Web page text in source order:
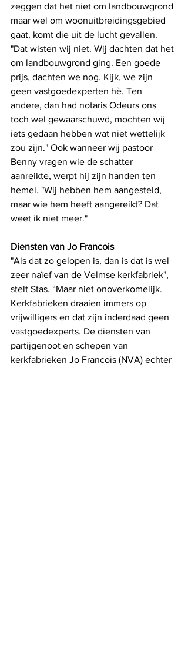
zeggen dat het niet om landbouwgrond
maar wel om woonuitbreidingsgebied
gaat, komt die uit de lucht gevallen.
"Dat wisten wij niet. Wij dachten dat het
om landbouwgrond ging. Een goede
prijs, dachten we nog. Kijk, we zijn
geen vastgoedexperten hè. Ten
andere, dan had notaris Odeurs ons
toch wel gewaarschuwd, mochten wij
iets gedaan hebben wat niet wettelijk
zou zijn." Ook wanneer wij pastoor
Benny vragen wie de schatter
aanreikte, werpt hij zijn handen ten
hemel. "Wij hebben hem aangesteld,
maar wie hem heeft aangereikt? Dat
weet ik niet meer."
Diensten van Jo Francois
"Als dat zo gelopen is, dan is dat is wel
zeer naïef van de Velmse kerkfabriek",
stelt Stas. “Maar niet onoverkomelijk.
Kerkfabrieken draaien immers op
vrijwilligers en dat zijn inderdaad geen
vastgoedexperts. De diensten van
partijgenoot en schepen van
kerkfabrieken Jo Francois (NVA) echter